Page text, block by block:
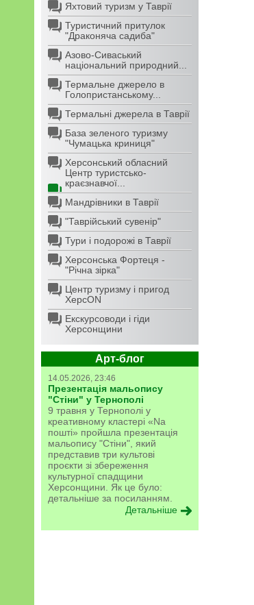
Яхтовий туризм у Таврії
Туристичний притулок
"Драконяча садиба"
Азово-Сиваський
національний природний...
Термальне джерело в
Голопристанському...
Термальні джерела в Таврії
База зеленого туризму
"Чумацька криниця"
Херсонський обласний
Центр туристсько-
краєзнавчої...
Мандрівники в Таврії
"Таврійський сувенір"
Тури і подорожі в Таврії
Херсонська Фортеця -
"Річна зірка"
Центр туризму і пригод
ХерсON
Екскурсоводи і гіди
Херсонщини
Арт-блог
14.05.2026, 23:46
Презентація мальопису
"Стіни" у Тернополі
9 травня у Тернополі у
креативному кластері «Na
пошті» пройшла презентація
мальопису "Стіни", який
представив три культові
проєкти зі збереження
культурної спадщини
Херсонщини. Як це було:
детальніше за посиланням.
Детальніше